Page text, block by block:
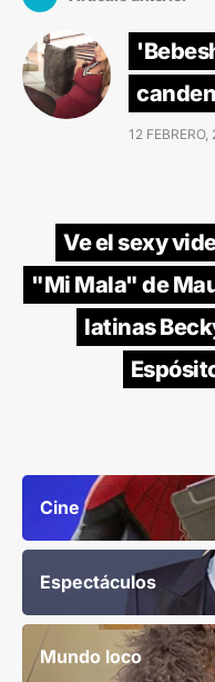
12 FEBRERO,
Ve el sexy
"Mi Mala" de
latinas
Cine
Espectáculos
Mundo loco